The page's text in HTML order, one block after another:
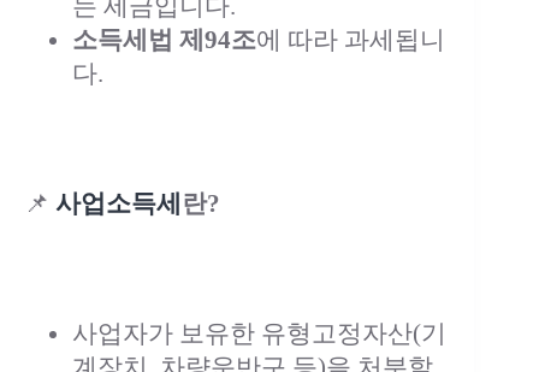
는 세금입니다.
소득세법 제94조에 따라 과세됩니
다.
📌 사업소득세 란?
사업자가 보유한 유형고정자산(기